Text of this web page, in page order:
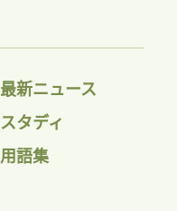
最新ニュース
スタディ
用語集